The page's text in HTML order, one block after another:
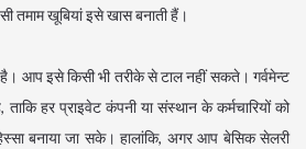
खूबियां इसे खास बनाती हैं।
आप इसे किसी भी तरीके से टाल नहीं सकते। गर्वमेन्ट
हर प्राइवेट कंपनी या संस्थान के कर्मचारियों को
बनाया जा सके। हालांकि, अगर आप बेसिक सेलरी